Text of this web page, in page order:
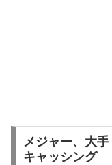
メジャー、大
キャッシング